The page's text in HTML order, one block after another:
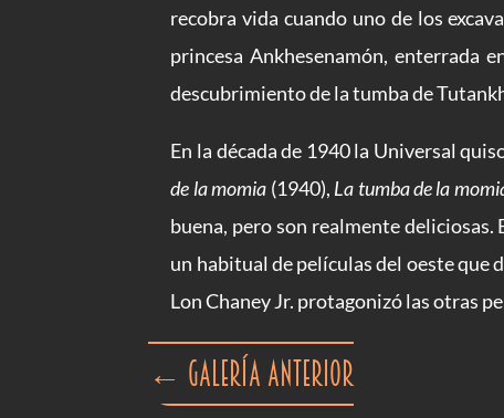
recobra vida cuando uno de los
princesa Ankhesenamón, enterrada
descubrimiento de la tumba de
En la década de 1940 la Universal
de la momia (1940), La tumba de la
buena, pero son realmente
un habitual de películas del oeste que
Lon Chaney Jr. protagonizó las otras
← Galería anterior